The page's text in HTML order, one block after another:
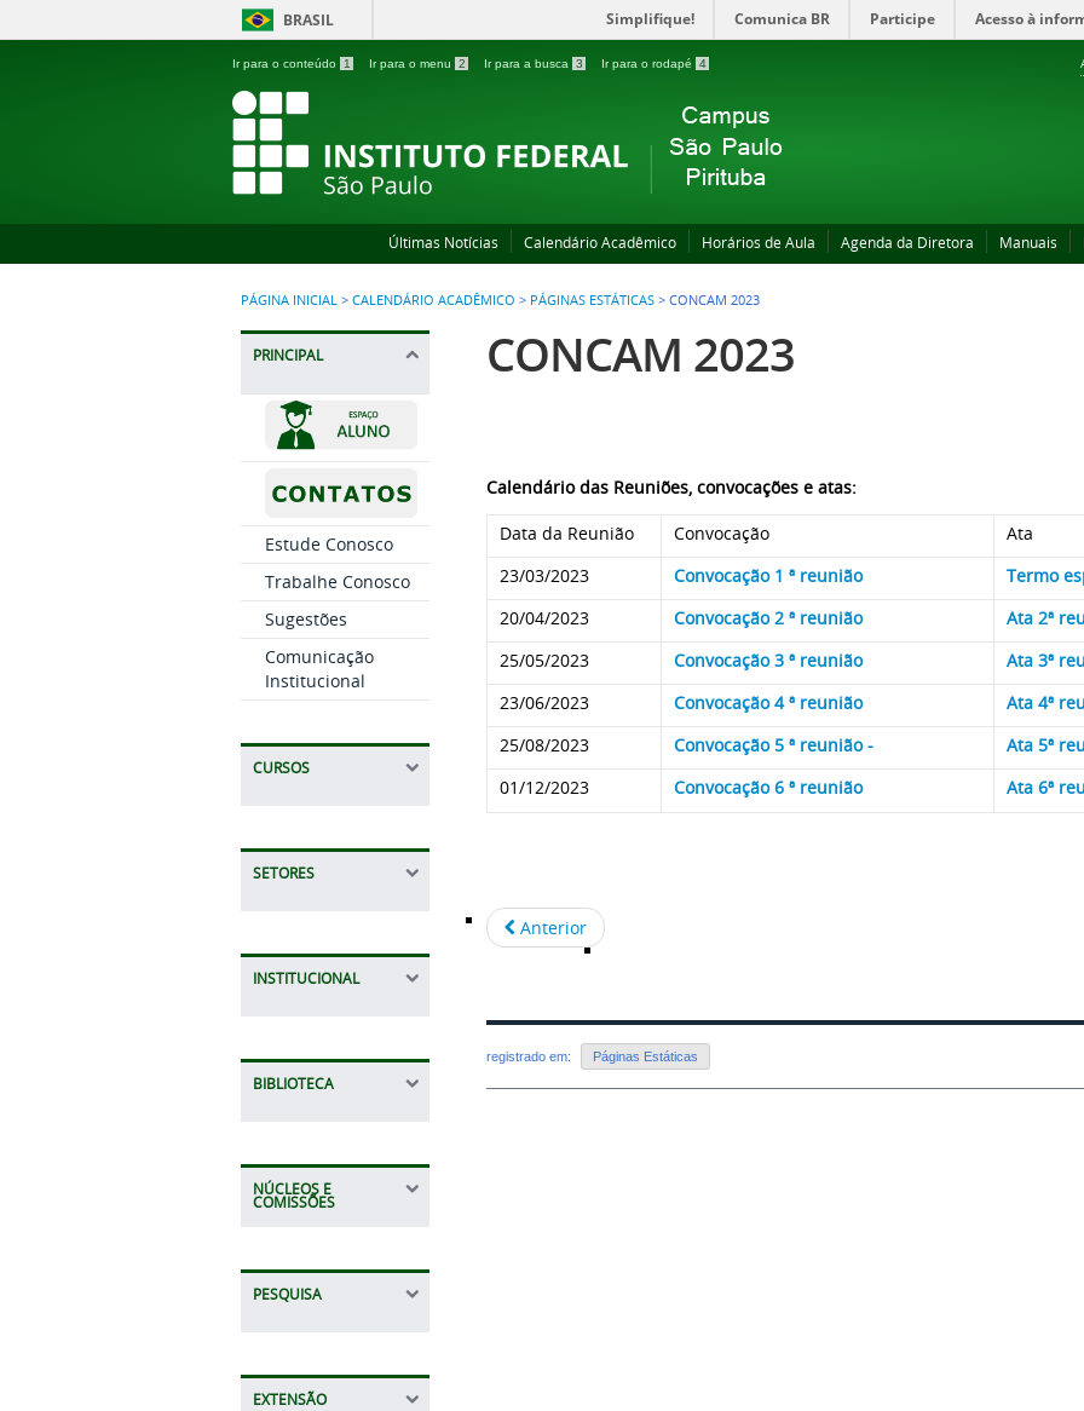
BRASIL Simplifique! Comunica BR Participe Acesso à
Ir para o conteúdo 1 Ir para o menu 2 Ir para a busca 3 Ir para o rodapé 4
Últimas Notícias Calendário Acadêmico Horários de Aula Agenda da Diretora Manuais
PÁGINA INICIAL > CALENDÁRIO ACADÊMICO > PÁGINAS ESTÁTICAS > CONCAM 2023
PRINCIPAL
Estude Conosco
Trabalhe Conosco
Sugestões
Comunicação
Institucional
CURSOS
SETORES
INSTITUCIONAL
BIBLIOTECA
NÚCLEOS E
COMISSÕES
PESQUISA
EXTENSÃO
CONCAM 2023
Calendário das Reuniões, convocações e atas:
Data da Reunião
Convocação
Ata
23/03/2023
Convocação 1 ª reunião
Termo
20/04/2023
Convocação 2 ª reunião
Ata 2ª
25/05/2023
Convocação 3 ª reunião
Ata 3ª
23/06/2023
Convocação 4 ª reunião
Ata 4ª
25/08/2023
Convocação 5 ª reunião -
Ata 5ª
01/12/2023
Convocação 6 ª reunião Ata 6ª
Anterior
registrado em: Páginas Estáticas